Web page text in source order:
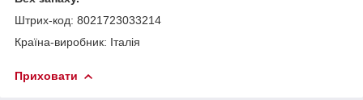
Штрих-код: 8021723033214
Країна-виробник: Італія
Приховати